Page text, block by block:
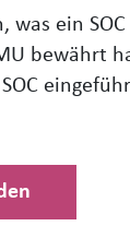
was ein
bewährt